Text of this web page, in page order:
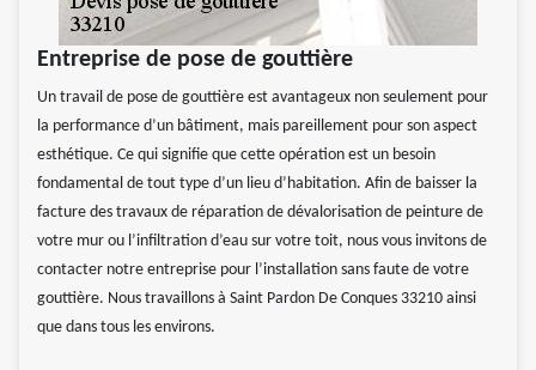
Entreprise de pose de gouttière
Un travail de pose de gouttière est avantageux non seulement pour
la performance d’un bâtiment, mais pareillement pour son aspect
esthétique. Ce qui signifie que cette opération est un besoin
fondamental de tout type d’un lieu d’habitation. Afin de baisser la
facture des travaux de réparation de dévalorisation de peinture de
votre mur ou l’infiltration d’eau sur votre toit, nous vous invitons de
contacter notre entreprise pour l’installation sans faute de votre
gouttière. Nous travaillons à Saint Pardon De Conques 33210 ainsi
que dans tous les environs.